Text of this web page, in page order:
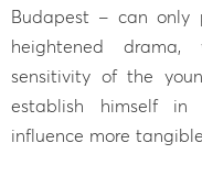
Budapest – can
heightened
sensitivity of the
establish himself in
influence more